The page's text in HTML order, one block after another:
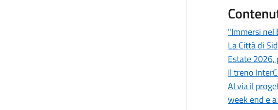
"Immersi nel
La Città di
Estate 2026,
Il treno
Al via il
week end e